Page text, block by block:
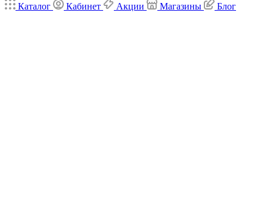
Каталог Кабинет Акции Магазины Блог